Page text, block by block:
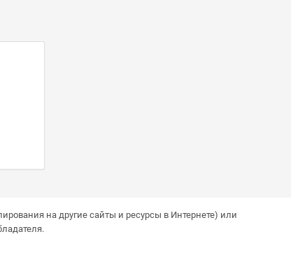
на другие сайты и ресурсы в Интернете) или